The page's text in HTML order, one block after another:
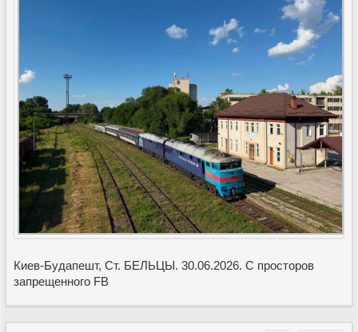
Киев-Будапешт, Ст. БЕЛЬЦЫ. 30.06.2026. С просторов
запрещенного FB